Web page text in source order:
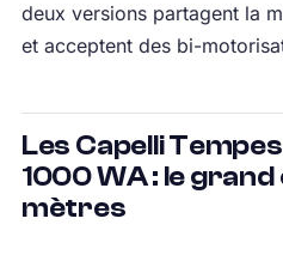
deux versions partagent la
et acceptent des bi-
Les Capelli
1000 WA : le
mètres